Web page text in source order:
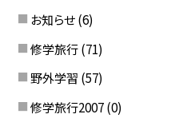
お知らせ (6)
修学旅行 (71)
野外学習 (57)
修学旅行2007 (0)